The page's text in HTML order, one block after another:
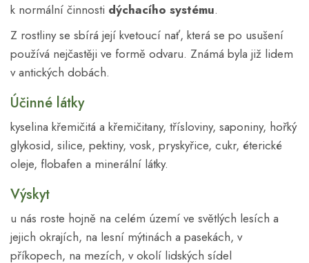
k normální činnosti dýchacího systému.
Z rostliny se sbírá její kvetoucí nať, která se po usušení
používá nejčastěji ve formě odvaru. Známá byla již lidem
v antických dobách.
Účinné látky
kyselina křemičitá a křemičitany, třísloviny, saponiny, hořký
glykosid, silice, pektiny, vosk, pryskyřice, cukr, éterické
oleje, flobafen a minerální látky.
Výskyt
u nás roste hojně na celém území ve světlých lesích a
jejich okrajích, na lesní mýtinách a pasekách, v
příkopech, na mezích, v okolí lidských sídel